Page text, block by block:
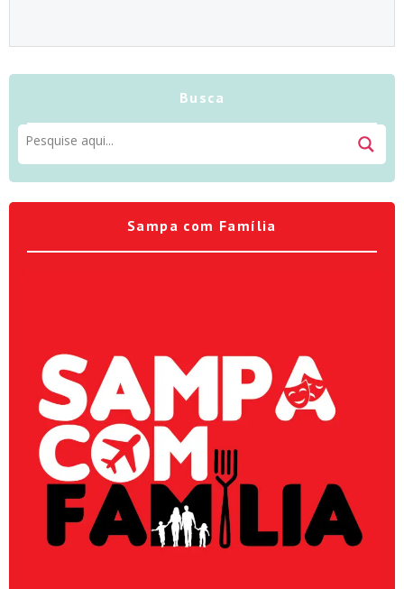
Busca
Sampa com Família